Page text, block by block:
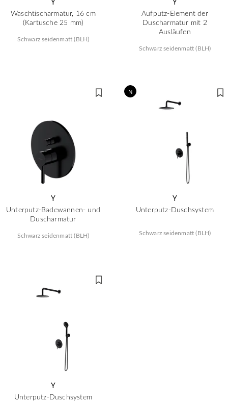
Waschtischarmatur, 16 cm
(Kartusche 25 mm)
Schwarz seidenmatt (BLH)
Aufputz-Element der
Duscharmatur mit 2
Ausläufen
Schwarz seidenmatt (BLH)
Y
Unterputz-Badewannen- und
Duscharmatur
Schwarz seidenmatt (BLH)
N
Y
Unterputz-Duschsystem
Schwarz seidenmatt (BLH)
Y
Unterputz-Duschsystem